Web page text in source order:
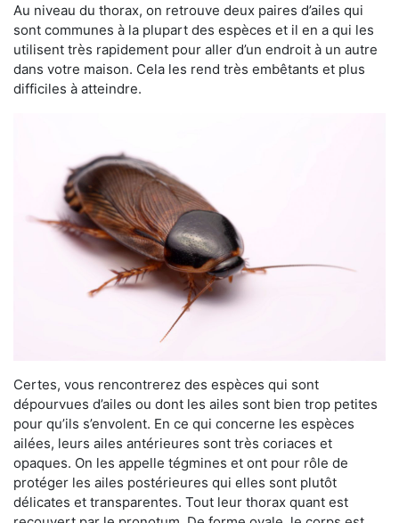
Au niveau du thorax, on retrouve deux paires d’ailes qui
sont communes à la plupart des espèces et il en a qui les
utilisent très rapidement pour aller d’un endroit à un autre
dans votre maison. Cela les rend très embêtants et plus
difficiles à atteindre.
Certes, vous rencontrerez des espèces qui sont
dépourvues d’ailes ou dont les ailes sont bien trop petites
pour qu’ils s’envolent. En ce qui concerne les espèces
ailées, leurs ailes antérieures sont très coriaces et
opaques. On les appelle tégmines et ont pour rôle de
protéger les ailes postérieures qui elles sont plutôt
délicates et transparentes. Tout leur thorax quant est